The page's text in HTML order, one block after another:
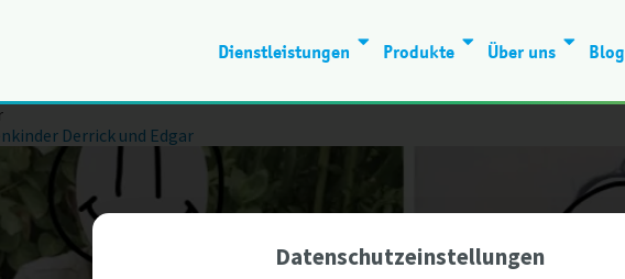
Dienstleistungen Produkte Über uns Blog
Derrick und Edgar
Datenschutzeinstellungen